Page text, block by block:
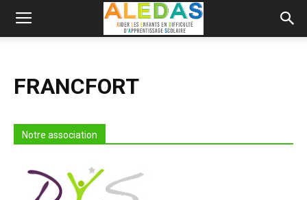
FRANCFORT
Notre association